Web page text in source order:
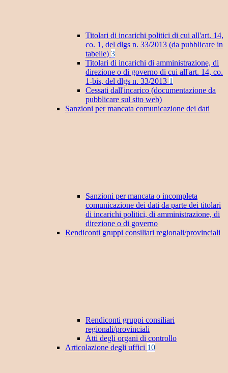
Titolari di incarichi politici di cui all'art. 14,
co. 1, del dlgs n. 33/2013 (da pubblicare in
tabelle) 3
Titolari di incarichi di amministrazione, di
direzione o di governo di cui all'art. 14, co.
1-bis, del dlgs n. 33/2013 1
Cessati dall'incarico (documentazione da
pubblicare sul sito web)
Sanzioni per mancata comunicazione dei dati
Sanzioni per mancata o incompleta
comunicazione dei dati da parte dei titolari
di incarichi politici, di amministrazione, di
direzione o di governo
Rendiconti gruppi consiliari regionali/provinciali
Rendiconti gruppi consiliari
regionali/provinciali
Atti degli organi di controllo
Articolazione degli uffici 10